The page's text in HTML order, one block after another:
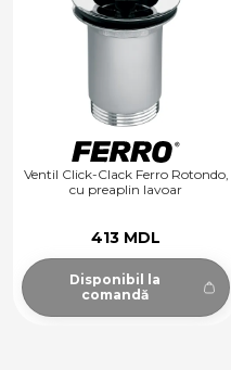
Ventil Click-Clack Ferro Rotondo,
cu preaplin lavoar
413 MDL
Disponibil la
comandă